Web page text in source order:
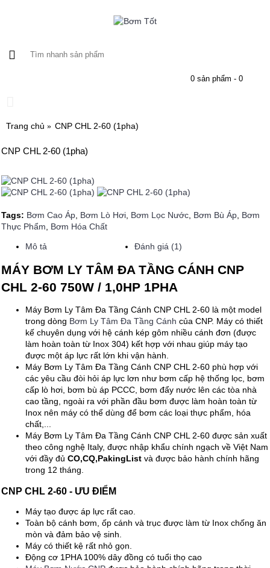
0 sản phẩm - 0
Trang chủ CNP CHL 2-60 (1pha)
CNP CHL 2-60 (1pha)
Tags: Bơm Cao Áp Bơm Lò Hơi Bơm Lọc Nước Bơm Bù Áp Bơm
Thực Phẩm
Bơm Hóa Chất
Mô tả Đánh giá (1)
MÁY BƠM LY TÂM ĐA TẦNG CÁNH CNP
CHL 2-60 750W / 1,0HP 1PHA
Máy Bơm Ly Tâm Đa Tầng Cánh CNP CHL 2-60 là một model
trong dòng Bơm Ly Tâm Đa Tầng Cánh của CNP. Máy có thiết
kế chuyên dụng với hệ cánh kép gôm nhiều cánh đơn (được
làm hoàn toàn từ Inox 304) kết hợp với nhau giúp máy tạo
được một áp lực rất lớn khi vận hành.
Máy Bơm Ly Tâm Đa Tầng Cánh CNP CHL 2-60 phù hợp với
các yêu cầu đòi hỏi áp lực lơn như bơm cấp hệ thống lọc, bơm
cấp lò hơi, bơm bù áp PCCC, bơm đẩy nước lên các tòa nhà
cao tầng, ngoài ra với phần đầu bơm được làm hoàn toàn từ
Inox nên máy có thể dùng để bơm các loại thực phẩm, hóa
chất,...
Máy Bơm Ly Tâm Đa Tầng Cánh CNP CHL 2-60 được sản xuất
theo công nghệ Italy, được nhập khẩu chính ngạch về Việt Nam
với đầy đủ CO,CQ,PakingList và được bảo hành chính hãng
trong 12 tháng.
CNP CHL 2-60 - ƯU ĐIỂM
Máy tạo được áp lực rất cao.
Toàn bộ cánh bơm, ốp cánh và trục được làm từ Inox chống ăn
mòn và đảm bảo vệ sinh.
Máy có thiết kệ rất nhỏ gọn.
Động cơ 1PHA 100% dây đồng có tuổi thọ cao